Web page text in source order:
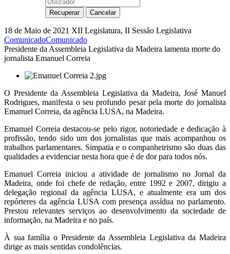
18 de Maio de 2021 XII Legislatura, II Sessão Legislativa
ComunicadoComunicado
Presidente da Assembleia Legislativa da Madeira lamenta morte do
jornalista Emanuel Correia
O Presidente da Assembleia Legislativa da Madeira, José Manuel
Rodrigues, manifesta o seu profundo pesar pela morte do jornalista
Emanuel Correia, da agência LUSA, na Madeira.
Emanuel Correia destacou-se pelo rigor, notoriedade e dedicação à
profissão, tendo sido um dos jornalistas que mais acompanhou os
trabalhos parlamentares. Simpatia e o companheirismo são duas das
qualidades a evidenciar nesta hora que é de dor para todos nós.
Emanuel Correia iniciou a atividade de jornalismo no Jornal da
Madeira, onde foi chefe de redação, entre 1992 e 2007, dirigiu a
delegação regional da agência LUSA, e atualmente era um dos
repórteres da agência LUSA com presença assídua no parlamento.
Prestou relevantes serviços ao desenvolvimento da sociedade de
informação, na Madeira e no país.
À sua família o Presidente da Assembleia Legislativa da Madeira
dirige as mais sentidas condolências.